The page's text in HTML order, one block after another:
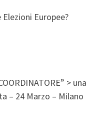
Europee?
> una
– 24 Marzo – Milano